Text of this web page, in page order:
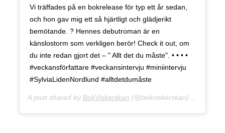
Vi träffades på en bokrelease för typ ett år sedan,
och hon gav mig ett så hjärtligt och glädjerikt
bemötande. ? Hennes debutroman är en
känslostorm som verkligen berör! Check it out, om
du inte redan gjort det – " Allt det du måste". • • • •
#veckansförfattare #veckansintervju #miniintervju
#SylviaLidenNordlund #alltdetdumåste
A post shared by BokViskerskan (@bokviskerskan) on